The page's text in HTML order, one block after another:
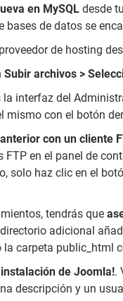
en MySQL desde
de datos se
de hosting
Subir archivos >
interfaz del
mismo con el botón
con un cliente
en el panel de
solo haz clic en el
tendrás que
adicional
la carpeta public_html
de Joomla!.
descripción y un